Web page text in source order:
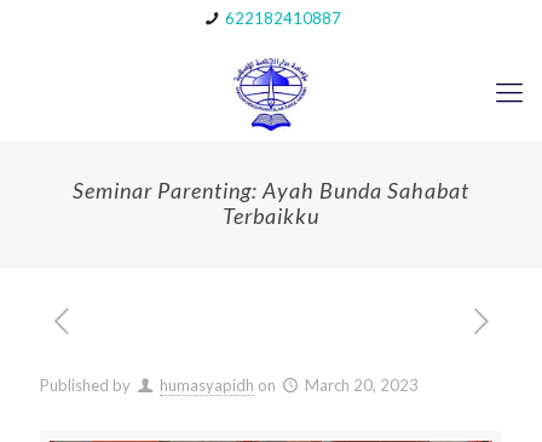
622182410887
Seminar Parenting: Ayah Bunda Sahabat
Terbaikku
Published by humasyapidh on March 20, 2023